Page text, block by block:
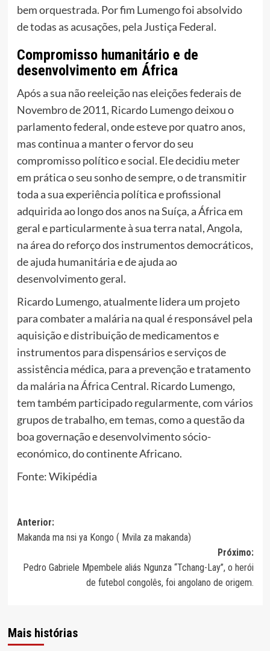
bem orquestrada. Por fim Lumengo foi absolvido
de todas as acusações, pela Justiça Federal.
Compromisso humanitário e de
desenvolvimento em África
Após a sua não reeleição nas eleições federais de
Novembro de 2011, Ricardo Lumengo deixou o
parlamento federal, onde esteve por quatro anos,
mas continua a manter o fervor do seu
compromisso político e social. Ele decidiu meter
em prática o seu sonho de sempre, o de transmitir
toda a sua experiência política e profissional
adquirida ao longo dos anos na Suíça, a África em
geral e particularmente à sua terra natal, Angola,
na área do reforço dos instrumentos democráticos,
de ajuda humanitária e de ajuda ao
desenvolvimento geral.
Ricardo Lumengo, atualmente lidera um projeto
para combater a malária na qual é responsável pela
aquisição e distribuição de medicamentos e
instrumentos para dispensários e serviços de
assistência médica, para a prevenção e tratamento
da malária na África Central. Ricardo Lumengo,
tem também participado regularmente, com vários
grupos de trabalho, em temas, como a questão da
boa governação e desenvolvimento sócio-
económico, do continente Africano.
Fonte: Wikipédia
Navegação
de
artigos
Anterior:
Makanda ma nsi ya Kongo ( Mvila za makanda)
Próximo:
Pedro Gabriele Mpembele aliás Ngunza “Tchang-Lay”, o herói
de futebol congolês, foi angolano de origem.
Mais histórias